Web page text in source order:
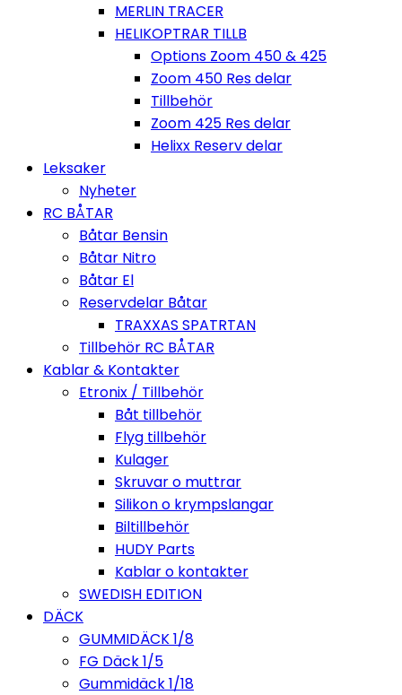
MERLIN TRACER
HELIKOPTRAR TILLB
Options Zoom 450 & 425
Zoom 450 Res delar
Tillbehör
Zoom 425 Res delar
Helixx Reserv delar
Leksaker
Nyheter
RC BÅTAR
Båtar Bensin
Båtar Nitro
Båtar El
Reservdelar Båtar
TRAXXAS SPATRTAN
Tillbehör RC BÅTAR
Kablar & Kontakter
Etronix / Tillbehör
Båt tillbehör
Flyg tillbehör
Kulager
Skruvar o muttrar
Silikon o krympslangar
Biltillbehör
HUDY Parts
Kablar o kontakter
SWEDISH EDITION
DÄCK
GUMMIDÄCK 1/8
FG Däck 1/5
Gummidäck 1/18